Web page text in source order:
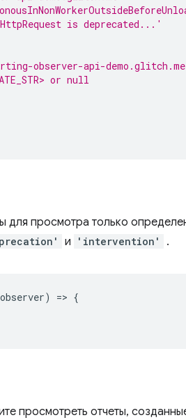
is deprecated...'
observer-api-
or null
для просмотра только
и 'intervention' .
observer) => {
просмотреть отчеты,